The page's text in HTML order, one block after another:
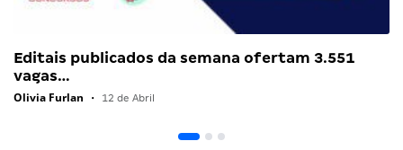
Editais publicados da semana ofertam 3.551
vagas…
Olivia Furlan • 12 de Abril